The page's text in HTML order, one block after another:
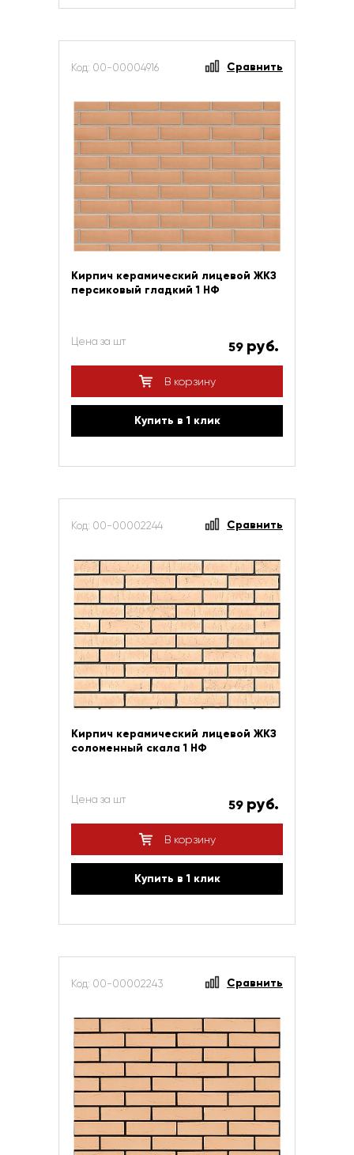
Код: 00-00004916 Сравнить
Кирпич керамический лицевой ЖКЗ
персиковый гладкий 1 НФ
Цена за шт 59 руб.
В корзину
Купить в 1 клик
Код: 00-00002244 Сравнить
Кирпич керамический лицевой ЖКЗ
соломенный скала 1 НФ
Цена за шт 59 руб.
В корзину
Купить в 1 клик
Код: 00-00002243 Сравнить